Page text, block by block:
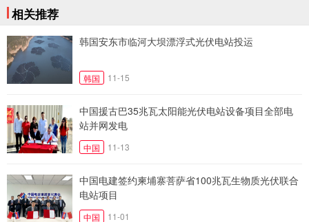
相关推荐
韩国安东市临河大坝漂浮式光伏电站投运
韩国 11-15
中国援古巴35兆瓦太阳能光伏电站设备项目全部电
站并网发电
中国 11-13
中国电建签约柬埔寨菩萨省100兆瓦生物质光伏联合
电站项目
中国 11-01